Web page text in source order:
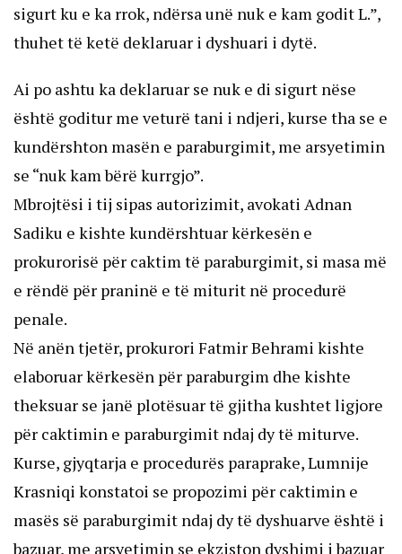
sigurt ku e ka rrok, ndërsa unë nuk e kam godit L.”,
thuhet të ketë deklaruar i dyshuari i dytë.
Ai po ashtu ka deklaruar se nuk e di sigurt nëse
është goditur me veturë tani i ndjeri, kurse tha se e
kundërshton masën e paraburgimit, me arsyetimin
se “nuk kam bërë kurrgjo”.
Mbrojtësi i tij sipas autorizimit, avokati Adnan
Sadiku e kishte kundërshtuar kërkesën e
prokurorisë për caktim të paraburgimit, si masa më
e rëndë për praninë e të miturit në procedurë
penale.
Në anën tjetër, prokurori Fatmir Behrami kishte
elaboruar kërkesën për paraburgim dhe kishte
theksuar se janë plotësuar të gjitha kushtet ligjore
për caktimin e paraburgimit ndaj dy të miturve.
Kurse, gjyqtarja e procedurës paraprake, Lumnije
Krasniqi konstatoi se propozimi për caktimin e
masës së paraburgimit ndaj dy të dyshuarve është i
bazuar, me arsyetimin se ekziston dyshimi i bazuar